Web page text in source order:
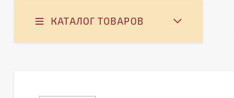
КАТАЛОГ ТОВАРОВ